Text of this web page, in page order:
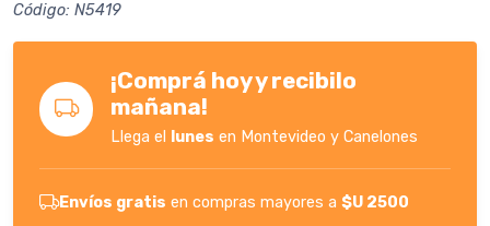
Código: N5419
¡Comprá hoy y recibilo
mañana!
Llega el lunes en Montevideo y Canelones
Envíos gratis en compras mayores a $U 2500